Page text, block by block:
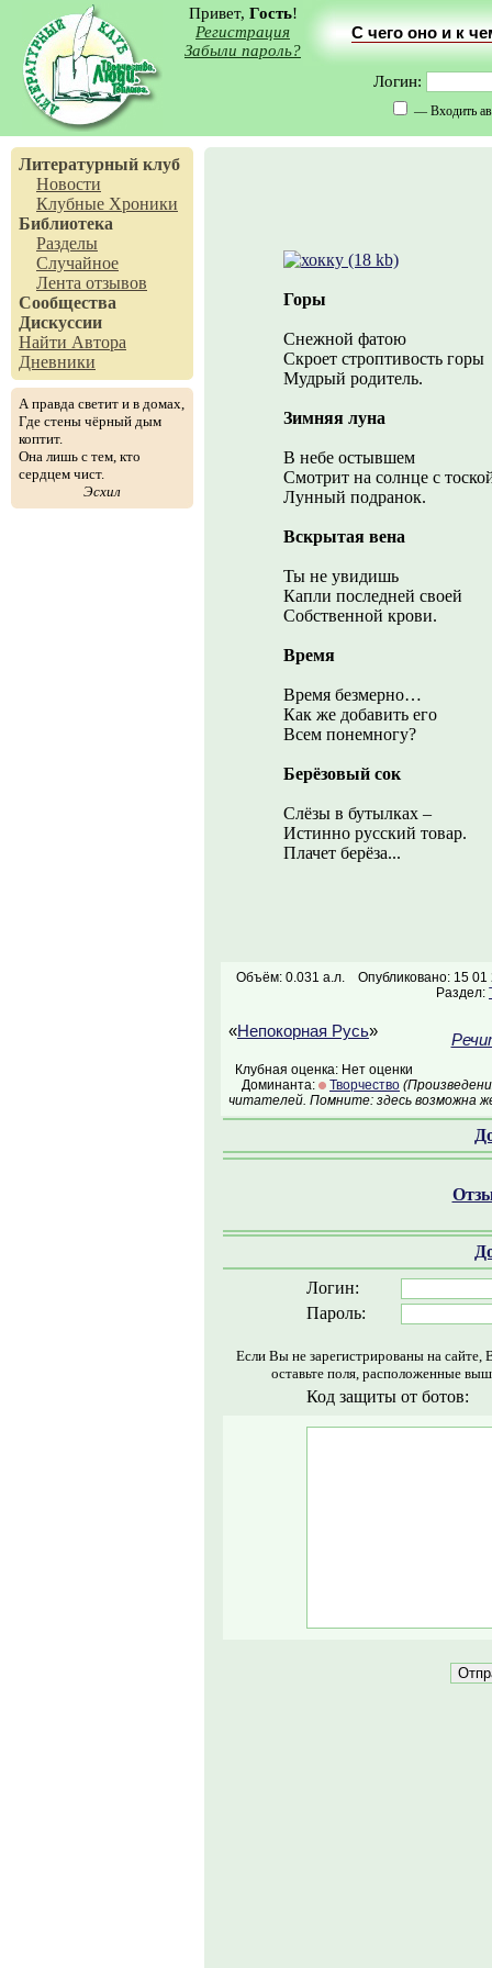
Привет, Гость!
Регистрация
Забыли пароль?
С чего оно и к
Логин:
— Входить
Литературный клуб
Новости
Клубные Хроники
Библиотека
Разделы
Случайное
Лента отзывов
Сообщества
Дискуссии
Найти Автора
Дневники
А правда светит и в домах,
Где стены чёрный дым
коптит.
Она лишь с тем, кто
сердцем чист.
Эсхил
Горы
Снежной фатою
Скроет строптивость горы
Мудрый родитель.
Зимняя луна
В небе остывшем
Смотрит на солнце с
Лунный подранок.
Вскрытая вена
Ты не увидишь
Капли последней своей
Собственной крови.
Время
Время безмерно…
Как же добавить его
Всем понемногу?
Берёзовый сок
Слёзы в бутылках –
Истинно русский товар.
Плачет берёза...
Объём: 0.031 а.л.
Опубликовано: 15 01
Раздел:
«Непокорная Русь»
Клубная оценка: Нет оценки
Доминанта:
Творчество
читателей. Помните: здесь возможна
Логин:
Пароль:
Если Вы не зарегистрированы на
оставьте поля, расположенные
Код защиты от ботов: